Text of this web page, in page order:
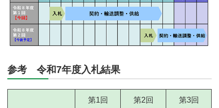
参考 令和7年度入札結果
第1回 第2回 第3回